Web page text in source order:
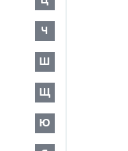
Ч
Ш
Щ
Ю